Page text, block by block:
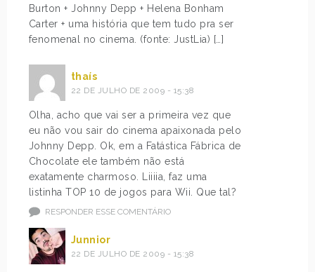
Burton + Johnny Depp + Helena Bonham
Carter + uma história que tem tudo pra ser
fenomenal no cinema. (fonte: JustLia) […]
thaís
22 DE JULHO DE 2009 - 15:38
Olha, acho que vai ser a primeira vez que
eu não vou sair do cinema apaixonada pelo
Johnny Depp. Ok, em a Fatástica Fábrica de
Chocolate ele também não está
exatamente charmoso. Liiiia, faz uma
listinha TOP 10 de jogos para Wii. Que tal?
RESPONDER ESSE COMENTÁRIO
Junnior
22 DE JULHO DE 2009 - 15:38